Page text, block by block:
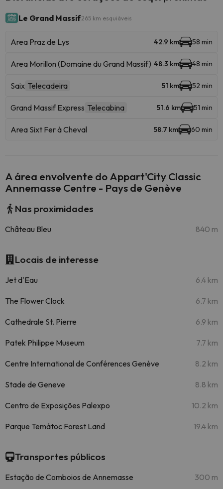
Le Grand Massif265 km esquiáveis
Area Praz de Lys 42.9 km 58 min
Area Morillon (Domaine du Grand Massif) 48.3 km 48 min
Saix Telecadeira 51 km 52 min
Grand Massif Express Telecabina 51.6 km 51 min
Area Sixt Fer à Cheval 58.7 km 60 min
A área envolvente do Appart'City Classic
Annemasse Centre - Pays de Genève
Nas proximidades
Château Bleu 840 m
Locais de interesse
Jet d'Eau 6.4 km
The Flower Clock 6.7 km
Cathedrale St. Pierre 6.9 km
Patek Philippe Museum 7.7 km
Centre International de Conférences Genève 8.2 km
Stade de Geneve 8.8 km
Centro de Exposições Palexpo 10.2 km
Parque Temátoc Forest Land 19.4 km
Transportes públicos
Estação de Comboios de Annemasse 300 m